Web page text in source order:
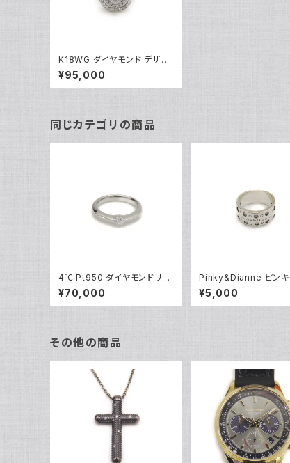
K18WG ダイヤモンド デザイ
ンリング 18金 ホワイトゴール
ド 指輪 10号 Y04629
¥95,000
同じカテゴリの商品
4℃ Pt950 ダイヤモンドリン
グ [True Love] プラチナ 指
輪 8号 Y05242
¥70,000
Pinky&Dianne ピンキ
ンドダイアン シルバーリ
指輪 9号 Y04624
¥5,000
その他の商品